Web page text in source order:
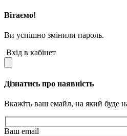
Вітаємо!
Ви успішно змінили пароль.
Вхід в кабінет
Дізнатись про наявність
Вкажіть ваш емайл, на який буде
Ваш email